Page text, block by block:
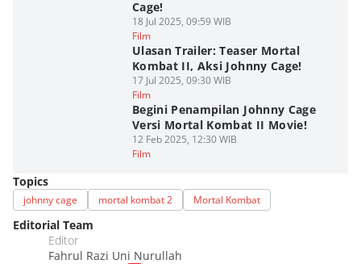
Cage!
18 Jul 2025, 09:59 WIB
Film
Ulasan Trailer: Teaser Mortal
Kombat II, Aksi Johnny Cage!
17 Jul 2025, 09:30 WIB
Film
Begini Penampilan Johnny Cage
Versi Mortal Kombat II Movie!
12 Feb 2025, 12:30 WIB
Film
Topics
johnny cage mortal kombat 2 Mortal Kombat
Editorial Team
Editor
Fahrul Razi Uni Nurullah